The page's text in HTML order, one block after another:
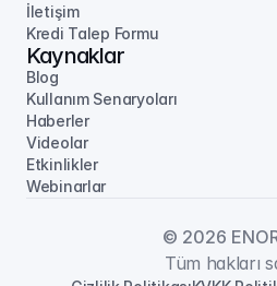
İletişim
Kredi Talep Formu
Kaynaklar
Blog
Kullanım Senaryoları
Haberler
Videolar
Etkinlikler
Webinarlar
© 2026
Tüm hakları